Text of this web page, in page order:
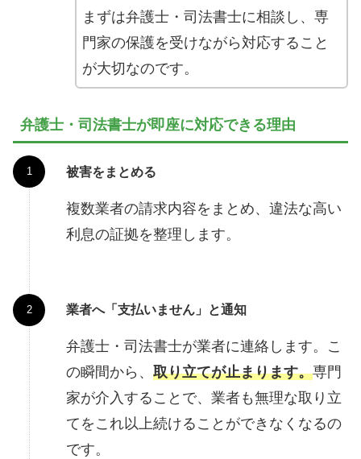
まずは弁護士・司法書士に相談し、専
門家の保護を受けながら対応すること
が大切なのです。
弁護士・司法書士が即座に対応できる理由
被害をまとめる
複数業者の請求内容をまとめ、違法な高い
利息の証拠を整理します。
業者へ「支払いません」と通知
弁護士・司法書士が業者に連絡します。こ
の瞬間から、 取り立てが止まります。専門
家が介入することで、業者も無理な取り立
てをこれ以上続けることができなくなるの
です。